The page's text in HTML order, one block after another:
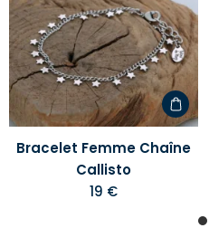
à
votre
liste
d'envies
Bracelet Femme Chaîne
Callisto
19 €